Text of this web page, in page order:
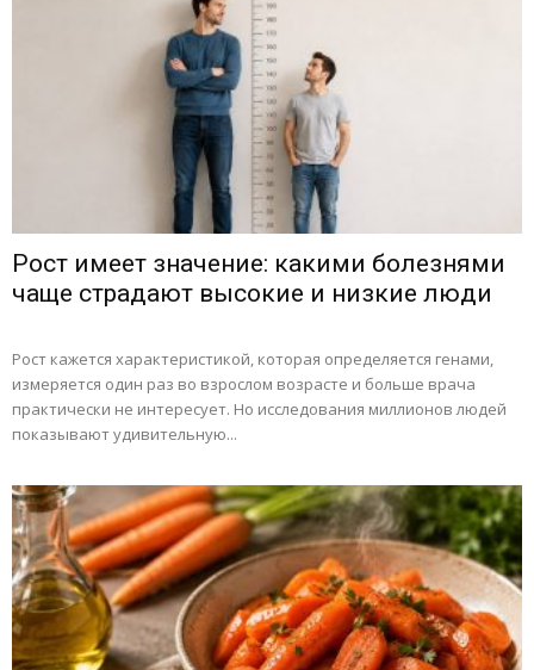
Рост имеет значение: какими болезнями
чаще страдают высокие и низкие люди
Рост кажется характеристикой, которая определяется генами,
измеряется один раз во взрослом возрасте и больше врача
практически не интересует. Но исследования миллионов людей
показывают удивительную...